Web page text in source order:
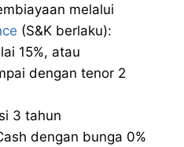
melalui
(S&K berlaku):
15%, atau
dengan tenor 2
3 tahun
dengan bunga 0%